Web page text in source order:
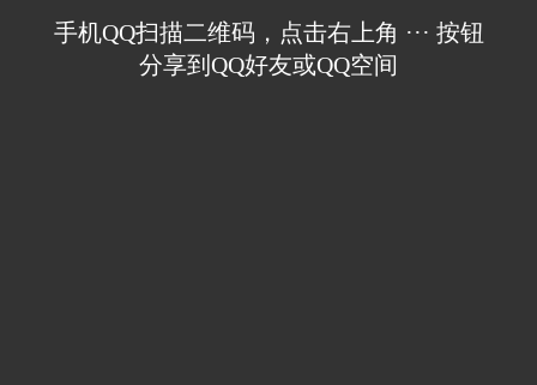
手机QQ扫描二维码，点击右上角 ··· 按钮
分享到QQ好友或QQ空间